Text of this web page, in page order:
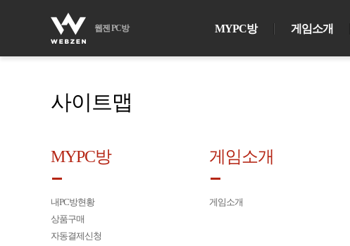
웹젠 PC방 MYPC방 게임소개
사이트맵
MYPC방
내PC방현황
상품구매
자동결제신청
게임소개
게임소개